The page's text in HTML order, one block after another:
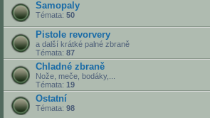
Samopaly
Témata: 50
Pistole revorvery
a další krátké palné zbraně
Témata: 87
Chladné zbraně
Nože, meče, bodáky,...
Témata: 19
Ostatní
Témata: 98